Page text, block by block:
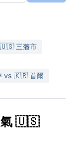
三藩市
vs 🇰🇷 首爾
氣 🇺🇸